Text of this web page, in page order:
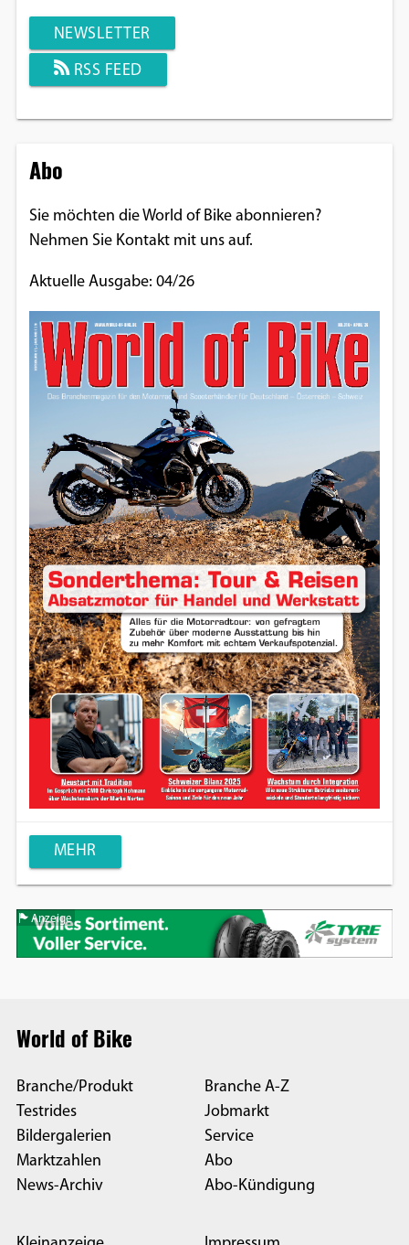
NEWSLETTER
RSS FEED
Abo
Sie möchten die World of Bike abonnieren?
Nehmen Sie Kontakt mit uns auf.
Aktuelle Ausgabe: 04/26
MEHR
Anzeige
World of Bike
Branche/Produkt
Testrides
Bildergalerien
Marktzahlen
News-Archiv
Branche A-Z
Jobmarkt
Service
Abo
Abo-Kündigung